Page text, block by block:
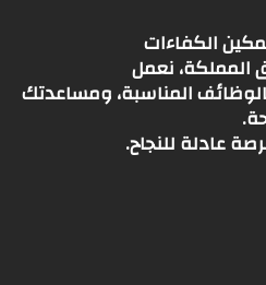
الكفاءات
نعمل
المناسبة، ومساعدتك
عادلة للنجاح.